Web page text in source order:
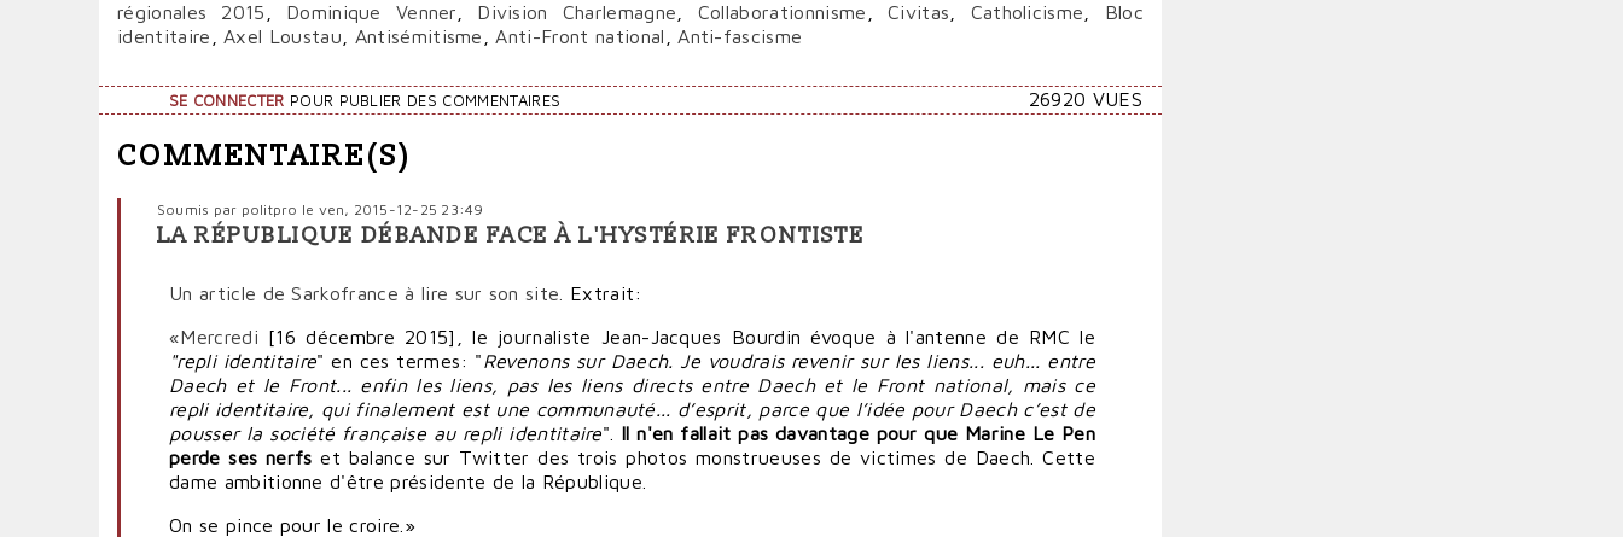
régionales 2015
Dominique Venner Division Charlemagne Collaborationnisme Civitas Catholicisme
Bloc
identitaire
Axel Loustau Antisémitisme Anti-Front national Anti-fascisme
SE CONNECTER POUR PUBLIER DES COMMENTAIRES 26920 VUES
COMMENTAIRE(S)
Soumis par politpro le ven, 2015-12-25 23:49
LA RÉPUBLIQUE DÉBANDE FACE À L'HYSTÉRIE FRONTISTE
Un article de Sarkofrance à lire sur son site.
Extrait:
«Mercredi [16 décembre 2015], le journaliste Jean-Jacques Bourdin évoque à l'antenne de RMC le
"repli identitaire" en ces termes: "Revenons sur Daech. Je voudrais revenir sur les liens... euh... entre
Daech et le Front... enfin les liens, pas les liens directs entre Daech et le Front national, mais ce
repli identitaire, qui finalement est une communauté... d’esprit, parce que l’idée pour Daech c’est de
pousser la société française au repli identitaire". Il n'en fallait pas davantage pour que Marine Le Pen
perde ses nerfs et balance sur Twitter des trois photos monstrueuses de victimes de Daech. Cette
dame ambitionne d'être présidente de la République.
On se pince pour le croire.»